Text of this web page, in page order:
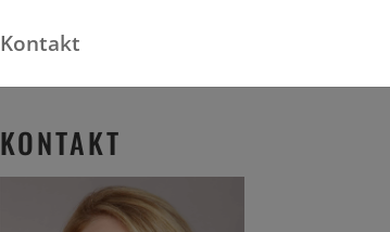
Kontakt
KONTAKT